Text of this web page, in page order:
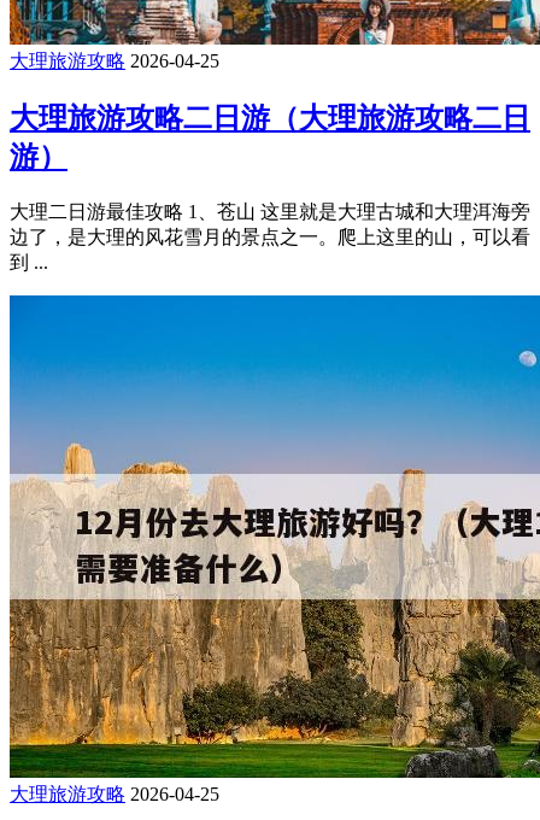
大理旅游攻略 2026-04-25
大理旅游攻略二日游（大理旅游攻略二日
游）
大理二日游最佳攻略 1、苍山 这里就是大理古城和大理洱海旁
边了，是大理的风花雪月的景点之一。爬上这里的山，可以看
到 ...
大理旅游攻略 2026-04-25